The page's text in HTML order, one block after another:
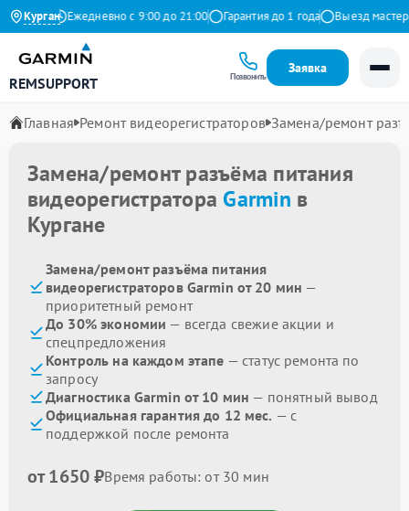
КурганЕжедневно с 9:00 до 21:00 Гарантия до 1 года Выезд мастера
REMSUPPORT Позвонить
Заявка
Главная Ремонт видеорегистраторов Замена/ремонт
Замена/ремонт разъёма питания
видеорегистратора Garmin в
Кургане
Замена/ремонт разъёма питания
видеорегистраторов Garmin от 20 мин —
приоритетный ремонт
До 30% экономии — всегда свежие акции и
спецпредложения
Контроль на каждом этапе — статус ремонта по
запросу
Диагностика Garmin от 10 мин — понятный вывод
Официальная гарантия до 12 мес. — с
поддержкой после ремонта
от 1650 ₽Время работы: от 30 мин